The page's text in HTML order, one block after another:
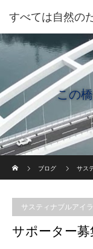
すべては自然の
この
ブログ
サス
サスティナブルアイ
サポーター募